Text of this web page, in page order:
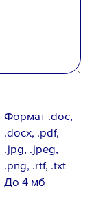
Формат .doc,
.docx, .pdf,
.jpg, .jpeg,
.png, .rtf, .txt
До 4 мб